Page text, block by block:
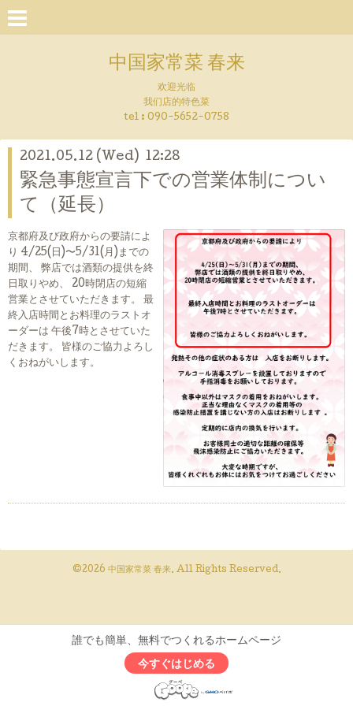
中国家常菜 春来
欢迎光临
我们店的特色菜
tel : 090-5652-0758
2021.05.12 (Wed) 12:28
緊急事態宣言下での営業体制につい
て（延長）
京都府及び政府からの要請によ
り 4/25(日)〜5/31(月)までの
期間、 弊店では酒類の提供を終
日取りやめ、 20時閉店の短縮
営業とさせていただきます。 最
終入店時間とお料理のラストオ
ーダーは 午後7時とさせていた
だきます。 皆様のご協力よろし
くおねがいします。
©2026 中国家常菜 春来. All Rights Reserved.
誰でも簡単、無料でつくれるホームページ
今すぐはじめる